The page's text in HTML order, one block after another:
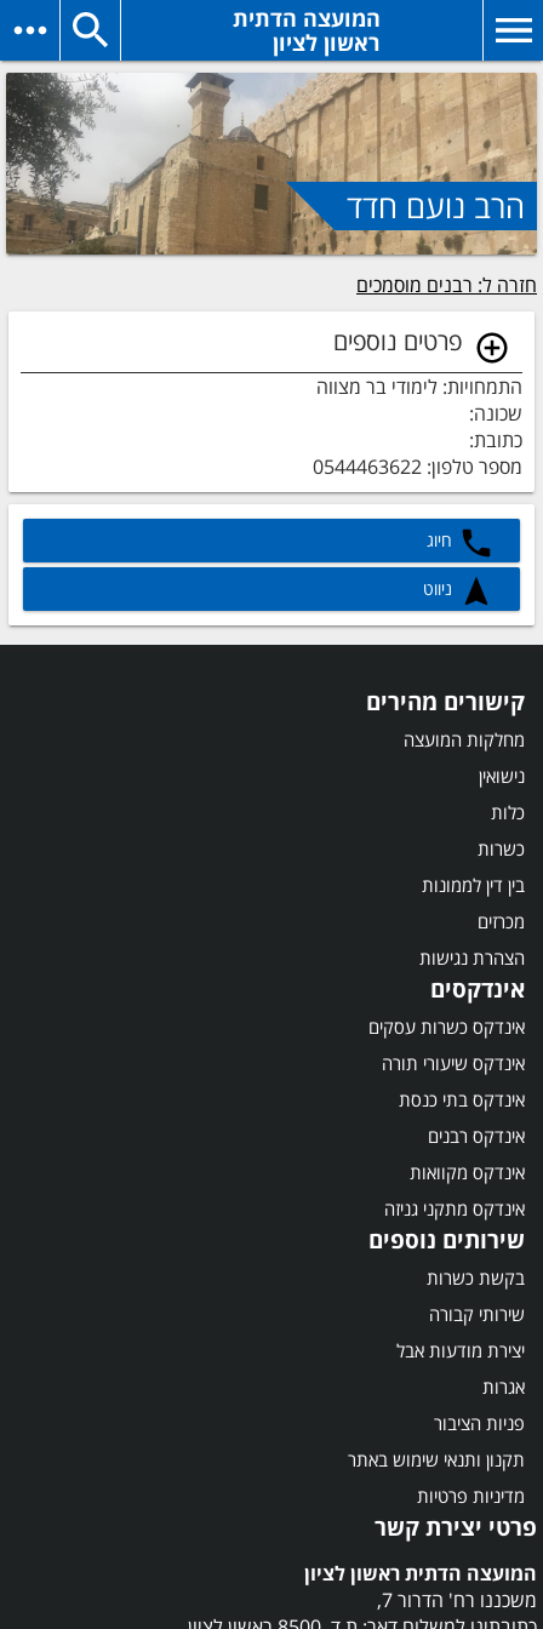
המועצה הדתית
ראשון לציון
הרב נועם חדד
חזרה ל: רבנים מוסמכים
פרטים נוספים
התמחויות: לימודי בר מצווה
שכונה:
כתובת:
מספר טלפון: 0544463622
חיוג
ניווט
קישורים מהירים
מחלקות המועצה
נישואין
כלות
כשרות
בין דין לממונות
מכרזים
הצהרת נגישות
אינדקסים
אינדקס כשרות עסקים
אינדקס שיעורי תורה
אינדקס בתי כנסת
אינדקס רבנים
אינדקס מקוואות
אינדקס מתקני גניזה
שירותים נוספים
בקשת כשרות
שירותי קבורה
יצירת מודעות אבל
אגרות
פניות הציבור
תקנון ותנאי שימוש באתר
מדיניות פרטיות
פרטי יצירת קשר
המועצה הדתית ראשון לציון
משכננו רח' הדרור 7,